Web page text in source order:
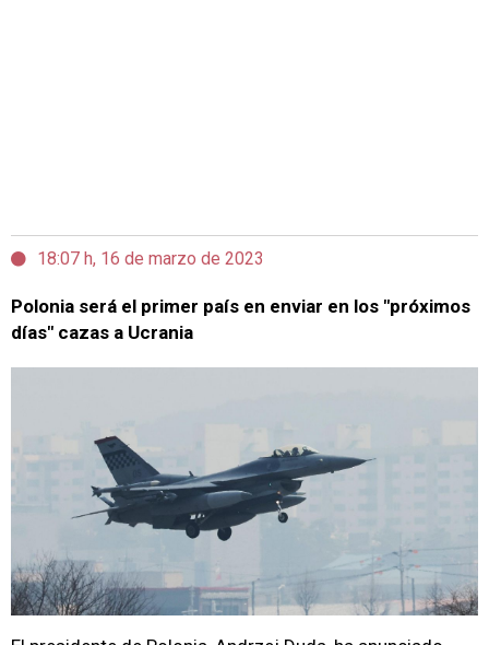
18:07 h, 16 de marzo de 2023
Polonia será el primer país en enviar en los "próximos
días" cazas a Ucrania